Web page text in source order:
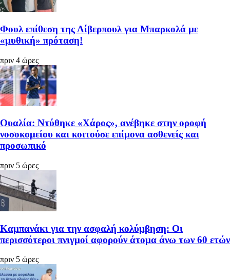
Φουλ επίθεση της Λίβερπουλ για Μπαρκολά με
«μυθική» πρόταση!
πριν 4 ώρες
Ουαλία: Ντύθηκε «Χάρος», ανέβηκε στην οροφή
νοσοκομείου και κοιτούσε επίμονα ασθενείς και
προσωπικό
πριν 5 ώρες
Καμπανάκι για την ασφαλή κολύμβηση: Οι
περισσότεροι πνιγμοί αφορούν άτομα άνω των 60 ετών
πριν 5 ώρες